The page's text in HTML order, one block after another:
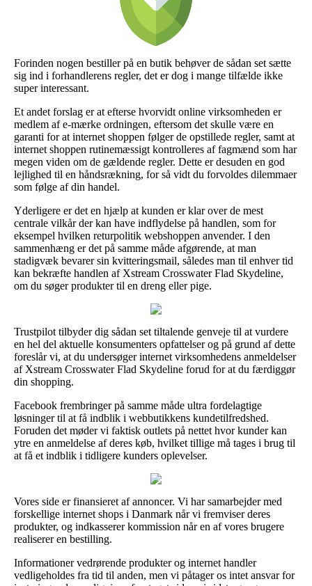
Forinden nogen bestiller på en butik behøver de sådan set sætte
sig ind i forhandlerens regler, det er dog i mange tilfælde ikke
super interessant.
Et andet forslag er at efterse hvorvidt online virksomheden er
medlem af e-mærke ordningen, eftersom det skulle være en
garanti for at internet shoppen følger de opstillede regler, samt at
internet shoppen rutinemæssigt kontrolleres af fagmænd som har
megen viden om de gældende regler. Dette er desuden en god
lejlighed til en håndsrækning, for så vidt du forvoldes dilemmaer
som følge af din handel.
Yderligere er det en hjælp at kunden er klar over de mest
centrale vilkår der kan have indflydelse på handlen, som for
eksempel hvilken returpolitik webshoppen anvender. I den
sammenhæng er det på samme måde afgørende, at man
stadigvæk bevarer sin kvitteringsmail, således man til enhver tid
kan bekræfte handlen af Xstream Crosswater Flad Skydeline,
om du søger produkter til en dreng eller pige.
Trustpilot tilbyder dig sådan set tiltalende genveje til at vurdere
en hel del aktuelle konsumenters opfattelser og på grund af dette
foreslår vi, at du undersøger internet virksomhedens anmeldelser
af Xstream Crosswater Flad Skydeline forud for at du færdiggør
din shopping.
Facebook frembringer på samme måde ultra fordelagtige
løsninger til at få indblik i webbutikkens kundetilfredshed.
Foruden det møder vi faktisk outlets på nettet hvor kunder kan
ytre en anmeldelse af deres køb, hvilket tillige må tages i brug til
at få et indblik i tidligere kunders oplevelser.
Vores side er finansieret af annoncer. Vi har samarbejder med
forskellige internet shops i Danmark når vi fremviser deres
produkter, og indkasserer kommission når en af vores brugere
realiserer en bestilling.
Informationer vedrørende produkter og internet handler
vedligeholdes fra tid til anden, men vi påtager os intet ansvar for